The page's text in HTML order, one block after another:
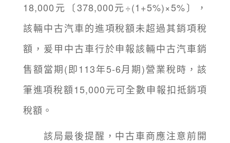
18,000元〔378,000元÷(1+5%)×5%〕，
該輛中古汽車的進項稅額未超過其銷項稅
額，爰甲中古車行於申報該輛中古汽車銷
售額當期(即113年5-6月期)營業稅時，該
筆進項稅額15,000元可全數申報扣抵銷項
稅額。
該局最後提醒，中古車商應注意前開